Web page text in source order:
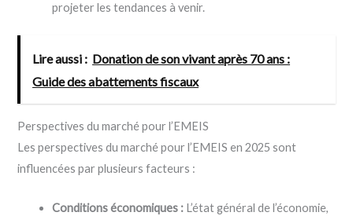
projeter les tendances à venir.
Lire aussi : Donation de son vivant après 70 ans :
Guide des abattements fiscaux
Perspectives du marché pour l’EMEIS
Les perspectives du marché pour l’EMEIS en 2025 sont
influencées par plusieurs facteurs :
Conditions économiques : L’état général de l’économie,